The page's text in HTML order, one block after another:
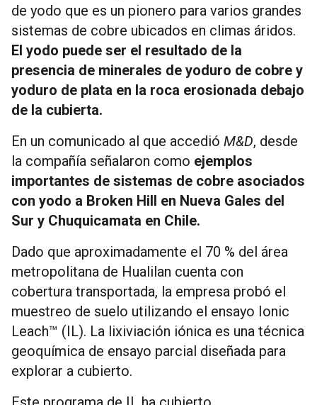
de yodo que es un pionero para varios grandes
sistemas de cobre ubicados en climas áridos.
El yodo puede ser el resultado de la
presencia de minerales de yoduro de cobre y
yoduro de plata en la roca erosionada debajo
de la cubierta.
En un comunicado al que accedió M&D, desde
la compañía señalaron como ejemplos
importantes de sistemas de cobre asociados
con yodo a Broken Hill en Nueva Gales del
Sur y Chuquicamata en Chile.
Dado que aproximadamente el 70 % del área
metropolitana de Hualilan cuenta con
cobertura transportada, la empresa probó el
muestreo de suelo utilizando el ensayo Ionic
Leach™ (IL). La lixiviación iónica es una técnica
geoquímica de ensayo parcial diseñada para
explorar a cubierto.